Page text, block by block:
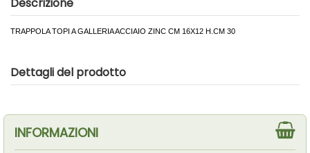
Descrizione
TRAPPOLA TOPI A GALLERIA ACCIAIO ZINC CM 16X12 H.CM 30
Dettagli del prodotto
INFORMAZIONI